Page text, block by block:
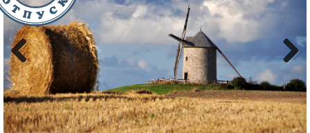
Previous Next